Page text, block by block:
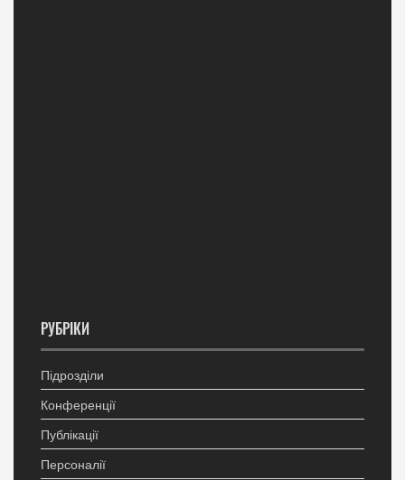
РУБРІКИ
Підрозділи
Конференції
Публікації
Персоналії